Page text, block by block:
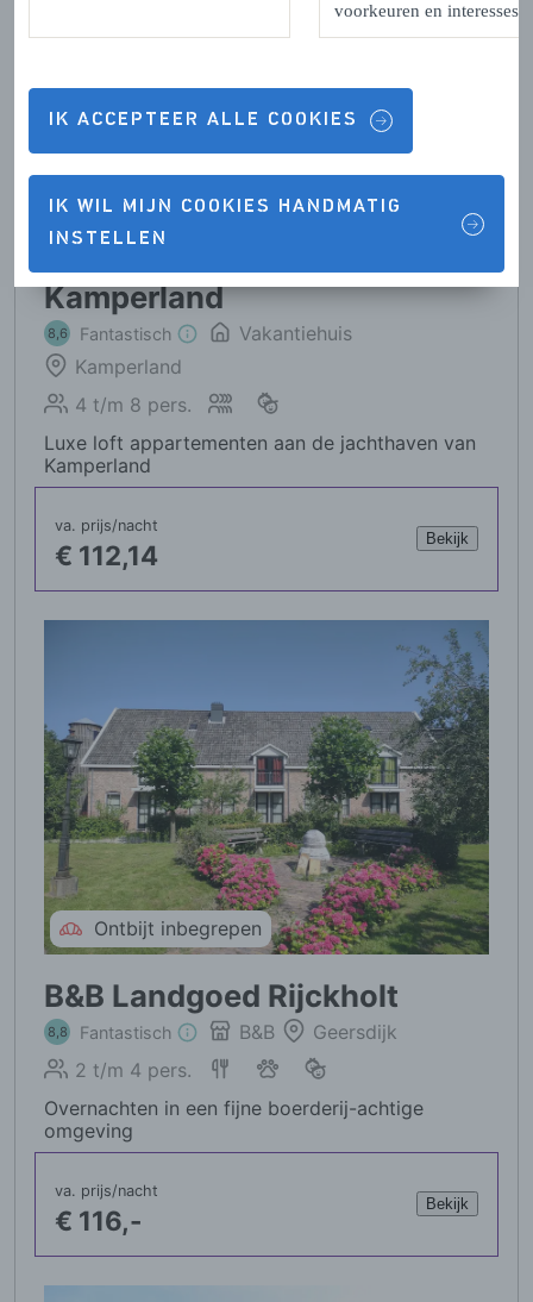
voorkeuren en interesses.
IK ACCEPTEER ALLE COOKIES
IK WIL MIJN COOKIES HANDMATIG
INSTELLEN